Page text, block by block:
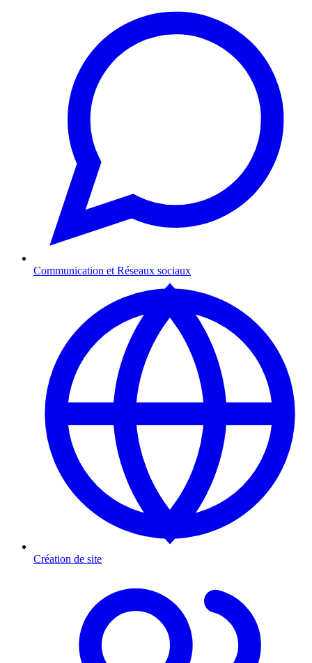
Communication et Réseaux sociaux
Création de site